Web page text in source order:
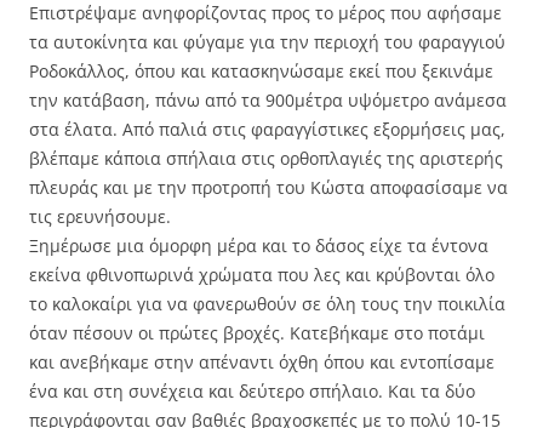
Επιστρέψαμε ανηφορίζοντας προς το μέρος που αφήσαμε
τα αυτοκίνητα και φύγαμε για την περιοχή του φαραγγιού
Ροδοκάλλος, όπου και κατασκηνώσαμε εκεί που ξεκινάμε
την κατάβαση, πάνω από τα 900μέτρα υψόμετρο ανάμεσα
στα έλατα. Από παλιά στις φαραγγίστικες εξορμήσεις μας,
βλέπαμε κάποια σπήλαια στις ορθοπλαγιές της αριστερής
πλευράς και με την προτροπή του Κώστα αποφασίσαμε να
τις ερευνήσουμε.
Ξημέρωσε μια όμορφη μέρα και το δάσος είχε τα έντονα
εκείνα φθινοπωρινά χρώματα που λες και κρύβονται όλο
το καλοκαίρι για να φανερωθούν σε όλη τους την ποικιλία
όταν πέσουν οι πρώτες βροχές. Κατεβήκαμε στο ποτάμι
και ανεβήκαμε στην απέναντι όχθη όπου και εντοπίσαμε
ένα και στη συνέχεια και δεύτερο σπήλαιο. Και τα δύο
περιγράφονται σαν βαθιές βραχοσκεπές με το πολύ 10-15